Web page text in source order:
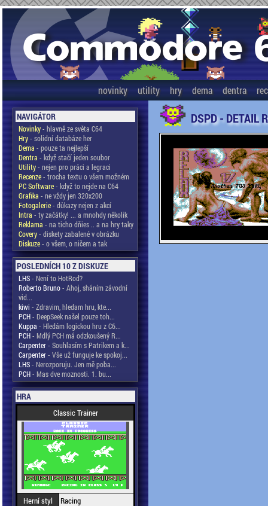
novinky utility hry dema dentra
NAVIGÁTOR
Novinky- hlavně ze světa C64
Hry- solidní databáze her
Dema - pouze ta nejlepší
Dentra - když stačí jeden soubor
Utility- nejen pro práci a legraci
Recenze- trocha textu o všem možném
PC Software- když to nejde na C64
Grafika - ne vždy jen 320x200
Fotogalerie- důkazy nejen z akcí
Intra - ty začátky! ... a mnohdy několik
Reklama - na ticho dňies .. a na hry taky
Covery- diskety zabalené v obrázku
Diskuze- o všem, o ničem a tak
POSLEDNÍCH 10 Z DISKUZE
LHS- Není to HotRod?
Roberto Bruno- Ahoj, sháním závodní
vid...
kiwi - Zdravim, hledam hru, kte...
PCH- DeepSeek našel pouze toh...
Kuppa - Hledám logickou hru z C6...
PCH- Mdlý PCH má odzkoušený R...
Carpenter- Souhlasím s Patrikem a k...
Carpenter- Vše už funguje ke spokoj...
LHS- Nerozporuju. Jen mě poba...
PCH- Mas dve moznosti. 1. bu...
HRA
Classic Trainer
Herní styl
Racing
DSPD - DETAIL